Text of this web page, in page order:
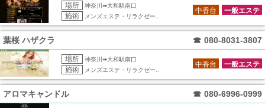
場所 神奈川➠大和駅南口
施術 メンズエステ・リラクゼー..
一般エステ
中香台
葉桜 ハザクラ ☎ 080-8031-3807
場所 神奈川➠大和駅南口
施術 メンズエステ・リラクゼー..
一般エステ
中香台
アロマキャンドル ☎ 080-6996-0999